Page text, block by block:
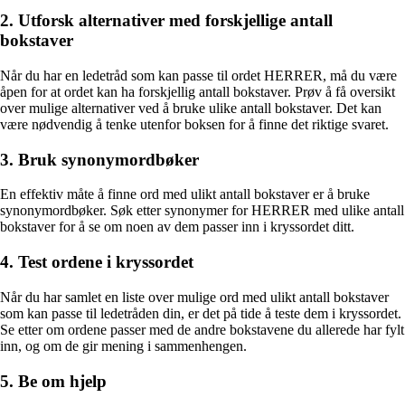
2. Utforsk alternativer med forskjellige antall
bokstaver
Når du har en ledetråd som kan passe til ordet HERRER, må du være
åpen for at ordet kan ha forskjellig antall bokstaver. Prøv å få oversikt
over mulige alternativer ved å bruke ulike antall bokstaver. Det kan
være nødvendig å tenke utenfor boksen for å finne det riktige svaret.
3. Bruk synonymordbøker
En effektiv måte å finne ord med ulikt antall bokstaver er å bruke
synonymordbøker. Søk etter synonymer for HERRER med ulike antall
bokstaver for å se om noen av dem passer inn i kryssordet ditt.
4. Test ordene i kryssordet
Når du har samlet en liste over mulige ord med ulikt antall bokstaver
som kan passe til ledetråden din, er det på tide å teste dem i kryssordet.
Se etter om ordene passer med de andre bokstavene du allerede har fylt
inn, og om de gir mening i sammenhengen.
5. Be om hjelp